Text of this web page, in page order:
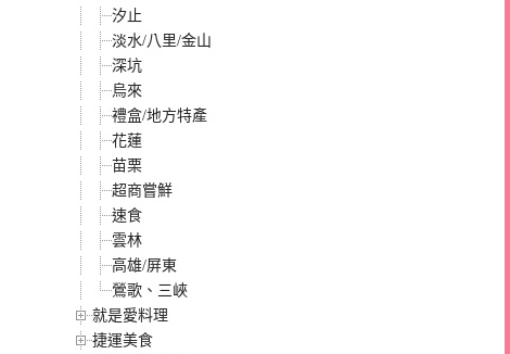
汐止
淡水/八里/金山
深坑
烏來
禮盒/地方特產
花蓮
苗栗
超商嘗鮮
速食
雲林
高雄/屏東
鶯歌、三峽
就是愛料理
捷運美食